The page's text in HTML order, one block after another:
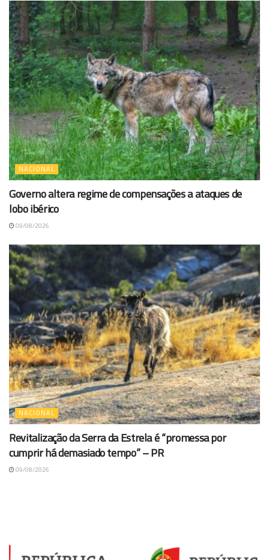
NACIONAL
Governo altera regime de compensações a ataques de
lobo ibérico
09/08/2026
NACIONAL
Revitalização da Serra da Estrela é “promessa por
cumprir há demasiado tempo” – PR
09/08/2026